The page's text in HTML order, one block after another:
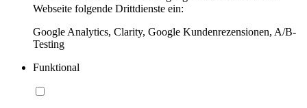
Webseite folgende Drittdienste ein:
Google Analytics, Clarity, Google Kundenrezensionen, A/B-
Testing
Funktional